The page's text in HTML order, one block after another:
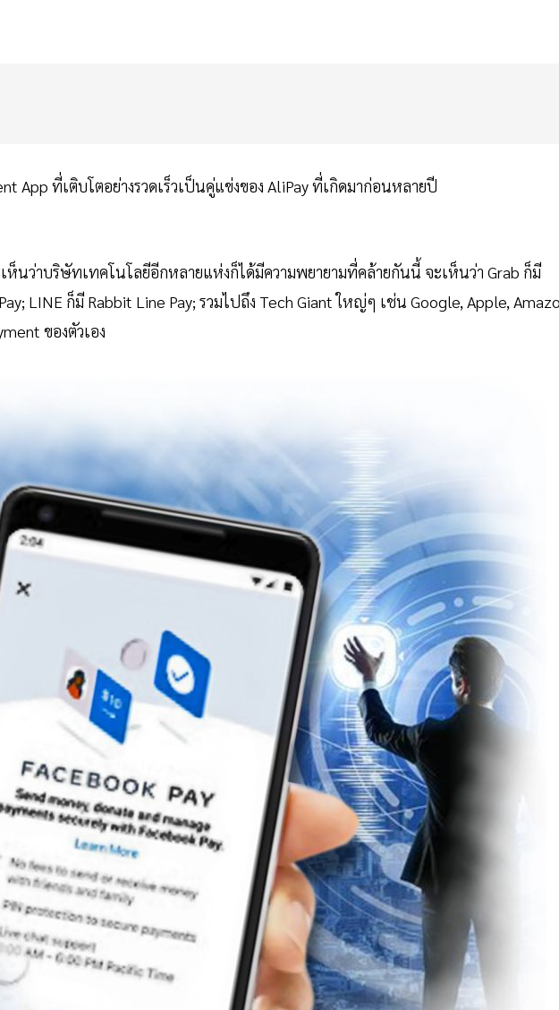
App ที่เติบโตอย่างรวดเร็วเป็นคู่แข่งของ AliPay ที่เกิดมาก่อนหลายปี
นว่าบริษัทเทคโนโลยีอีกหลายแห่งก็ได้มีความพยายามที่คล้ายกันนี้ จะเห็นว่า Grab ก็มี
LINE ก็มี Rabbit Line Pay; รวมไปถึง Tech Giant ใหญ่ๆ เช่น Google, Apple,
ของตัวเอง